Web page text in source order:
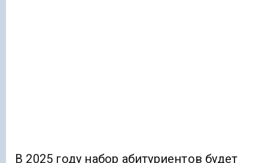
В 2025 году набор абитуриентов будет